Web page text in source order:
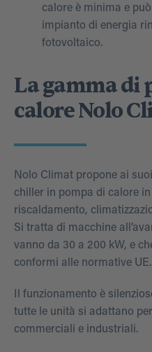
calore è minima e
impianto di energia
fotovoltaico.
La gamma di
calore Nolo
Nolo Climat propone ai
chiller in pompa di calore
riscaldamento,
Si tratta di macchine
vanno da 30 a 200 kW, e
conformi alle normative UE.
Il funzionamento è
tutte le unità si adattano
commerciali e industriali.